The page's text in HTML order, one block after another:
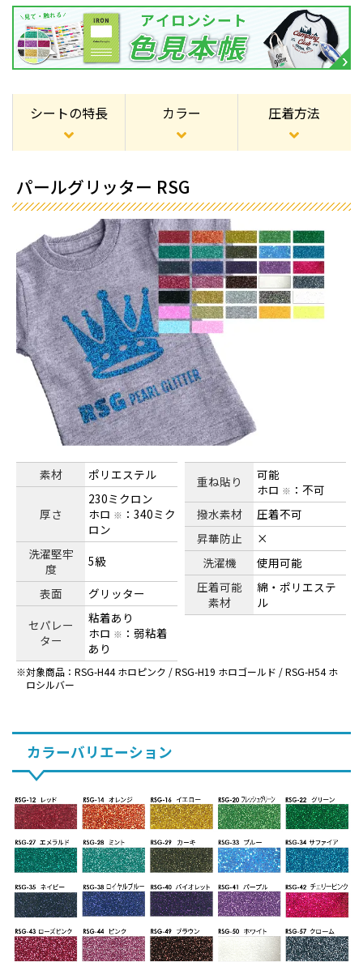
シートの特長 カラー 圧着方法
パールグリッター RSG
素材 ポリエステル
厚さ
230ミクロン
ホロ ※ ：340ミク
ロン
洗濯堅牢
度
5級
表面
グリッター
セパレー
ター
粘着あり
ホロ ※ ：弱粘着
あり
重ね貼り
可能
ホロ ※ ：不可
撥水素材
圧着不可
昇華防止
×
洗濯機
使用可能
圧着可能
素材
綿・ポリエステ
ル
対象商品：RSG-H44 ホロピンク / RSG-H19 ホロゴールド / RSG-H54 ホ
ロシルバー
カラーバリエーション